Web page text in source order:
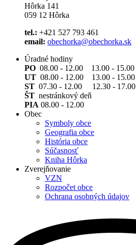
Hôrka 141
059 12 Hôrka
tel.: +421 527 793 461
email: obechorka@obechorka.sk
Úradné hodiny
PO 08.00 - 12.00 13.00 - 15.00
UT 08.00 - 12.00 13.00 - 15.00
ST 07.30 - 12.00 12.30 - 17.00
ŠT nestránkový deň
PIA 08.00 - 12.00
Obec
Symboly obce
Geografia obce
História obce
Súčasnosť
Kniha Hôrka
Zverejňovanie
VZN
Rozpočet obce
Ochrana osobných údajov